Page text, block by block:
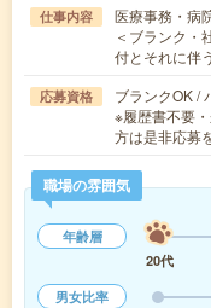
仕事内容
医療事務・病
＜ブランク・
付とそれに伴
応募資格
ブランクOK /
※履歴書不要
方は是非応募
職場の雰囲気
年齢層
20代
男女比率